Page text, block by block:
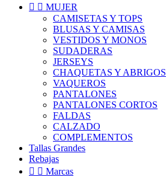
  MUJER
CAMISETAS Y TOPS
BLUSAS Y CAMISAS
VESTIDOS Y MONOS
SUDADERAS
JERSEYS
CHAQUETAS Y ABRIGOS
VAQUEROS
PANTALONES
PANTALONES CORTOS
FALDAS
CALZADO
COMPLEMENTOS
Tallas Grandes
Rebajas
  Marcas